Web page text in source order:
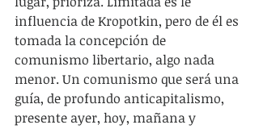
influencia de Kropotkin, pero de él es
tomada la concepción de
comunismo libertario, algo nada
menor. Un comunismo que será una
guía, de profundo anticapitalismo,
presente ayer, hoy, mañana y